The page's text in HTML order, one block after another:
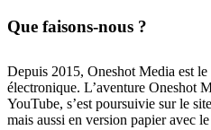
Que faisons-nous ?
Depuis 2015, Oneshot Media est
électronique. L’aventure Oneshot
YouTube, s’est poursuivie sur le
mais aussi en version papier avec